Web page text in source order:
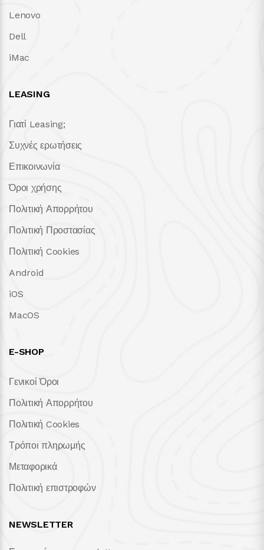
Lenovo
Dell
iMac
LEASING
Γιατί Leasing;
Συχνές ερωτήσεις
Επικοινωνία
Όροι χρήσης
Πολιτική Απορρήτου
Πολιτική Προστασίας
Πολιτική Cookies
Android
iOS
MacOS
E-SHOP
Γενικοί Όροι
Πολιτική Απορρήτου
Πολιτική Cookies
Τρόποι πληρωμής
Μεταφορικά
Πολιτική επιστροφών
NEWSLETTER